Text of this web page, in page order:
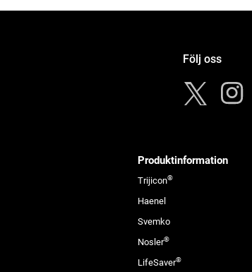
Följ oss
Produktinformation
Trijicon®
Haenel
Svemko
Nosler®
LifeSaver®